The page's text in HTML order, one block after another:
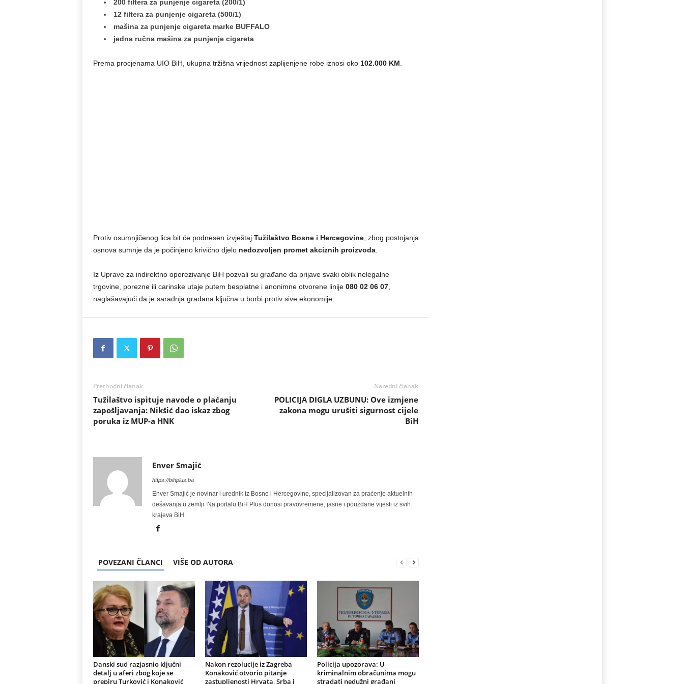
200 filtera za punjenje cigareta (200/1)
12 filtera za punjenje cigareta (500/1)
mašina za punjenje cigareta marke BUFFALO
jedna ručna mašina za punjenje cigareta
Prema procjenama UIO BiH, ukupna tržišna vrijednost zaplijenjene robe iznosi oko 102.000 KM
Protiv osumnjičenog lica bit će podnesen izvještaj Tužilaštvo Bosne i Hercegovine, zbog postojanja
osnova sumnje da je počinjeno krivično djelo nedozvoljen promet akciznih proizvoda.
Iz Uprave za indirektno oporezivanje BiH pozvali su građane da prijave svaki oblik nelegalne
trgovine, porezne ili carinske utaje putem besplatne i anonimne otvorene linije 080 02 06 07,
naglašavajući da je saradnja građana ključna u borbi protiv sive ekonomije.
Prethodni članak
Tužilaštvo ispituje navode o plaćanju
zapošljavanja: Nikšić dao iskaz zbog
poruka iz MUP-a HNK
Naredni članak
POLICIJA DIGLA UZBUNU: Ove izmjene
zakona mogu urušiti sigurnost cijele
BiH
Enver Smajić
https://bihplus.ba
Enver Smajić je novinar i urednik iz Bosne i Hercegovine, specijalizovan za praćenje aktuelnih
dešavanja u zemlji. Na portalu BiH Plus donosi pravovremene, jasne i pouzdane vijesti iz svih
krajeva BiH.
POVEZANI ČLANCI VIŠE OD AUTORA
Danski sud razjasnio ključni
detalj u aferi zbog koje se
prepiru Turković i Konaković
Nakon rezolucije iz Zagreba
Konaković otvorio pitanje
zastupljenosti Hrvata, Srba i
Policija upozorava: U
kriminalnim obračunima mogu
stradati nedužni građani